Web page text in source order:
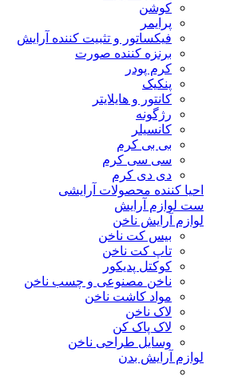
کوشن
پرایمر
فیکساتور و تثبیت کننده آرایش
برنزه کننده صورت
کرم پودر
پنکیک
کانتور و هایلایتر
رژگونه
کانسیلر
بی بی کرم
سی سی کرم
دی دی کرم
احیا کننده محصولات آرایشی
ست لوازم آرایش
لوازم آرایش ناخن
بیس کت ناخن
تاپ کت ناخن
کوکتل پدیکور
ناخن مصنوعی و چسب ناخن
مواد کاشت ناخن
لاک ناخن
لاک پاک کن
وسایل طراحی ناخن
لوازم آرایش بدن